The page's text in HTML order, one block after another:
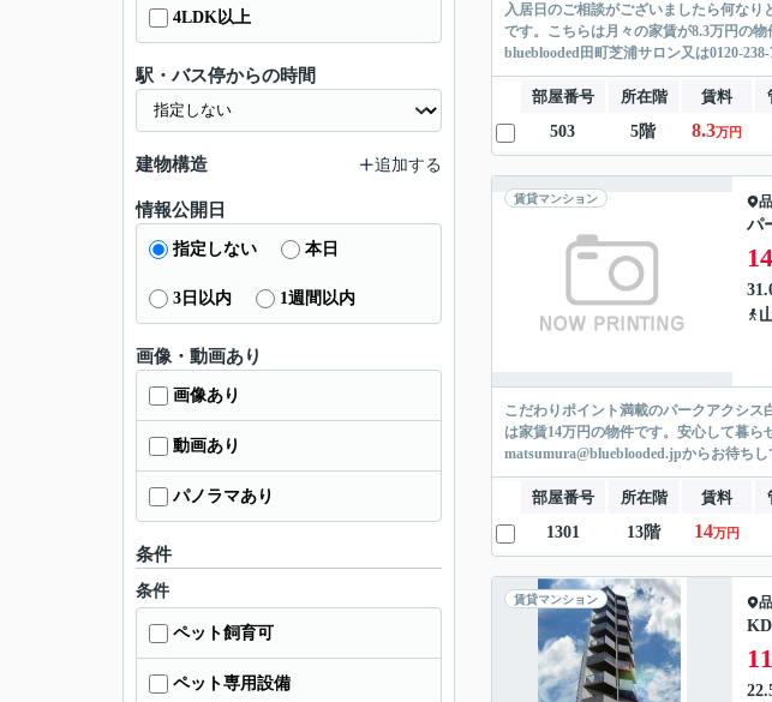
入居日のご相談がございましたら何な
です。こちらは月々の家賃が8.3万円の
blueblooded田町芝浦サロン又は0120-
部屋番号 所在階 賃料
503
5階 8.3万円
賃貸マンション
パ
14
こだわりポイント満載のパークアクシ
は家賃14万円の物件です。安心して暮
matsumura@blueblooded.jpからお待ちし
部屋番号 所在階 賃料
1301
13階 14万円
賃貸マンション
4LDK以上
駅・バス停からの時間
建物構造 追加する
情報公開日
指定しない 本日
3日以内 1週間以内
画像・動画あり
画像あり
動画あり
パノラマあり
条件
条件
ペット飼育可
ペット専用設備